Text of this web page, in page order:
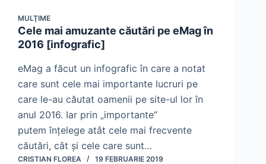
MULŢIME
Cele mai amuzante căutări pe eMag în
2016 [infografic]
eMag a făcut un infografic în care a notat
care sunt cele mai importante lucruri pe
care le-au căutat oamenii pe site-ul lor în
anul 2016. Iar prin „importante”
putem înțelege atât cele mai frecvente
căutări, cât și cele care sunt…
CRISTIAN FLOREA 19 FEBRUARIE 2019